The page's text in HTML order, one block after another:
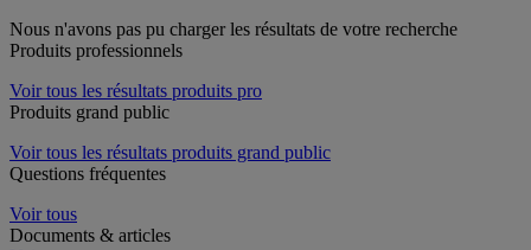
Nous n'avons pas pu charger les résultats de votre recherche
Produits professionnels
Voir tous les résultats produits pro
Produits grand public
Voir tous les résultats produits grand public
Questions fréquentes
Voir tous
Documents & articles